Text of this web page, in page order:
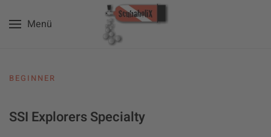
Zum Hauptinhalt springen
Menü
BEGINNER
SSI Explorers Specialty